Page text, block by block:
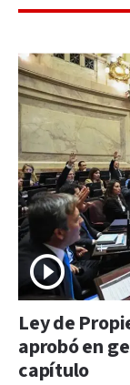
Ley de
aprobó en
capítulo